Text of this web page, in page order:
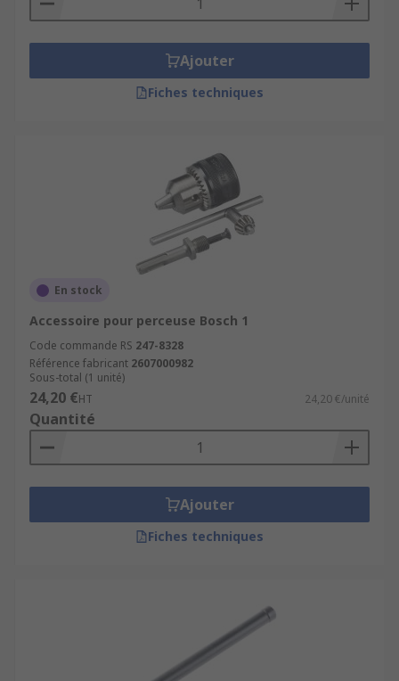
Ajouter
Fiches techniques
En stock
Accessoire pour perceuse Bosch 1
Code commande RS 247-8328
Référence fabricant 2607000982
Sous-total (1 unité)
24,20 €HT 24,20 €/unité
Quantité
Ajouter
Fiches techniques